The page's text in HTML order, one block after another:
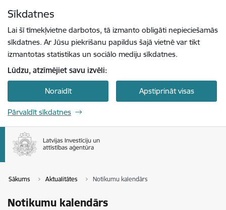
Sīkdatnes
Lai šī tīmekļvietne darbotos, tā izmanto obligāti nepieciešamās
sīkdatnes. Ar Jūsu piekrišanu papildus šajā vietnē var tikt
izmantotas statistikas un sociālo mediju sīkdatnes.
Lūdzu, atzīmējiet savu izvēli:
Noraidīt Apstiprināt visas
Pārvaldīt sīkdatnes
Sākums Aktualitātes Notikumu kalendārs
Notikumu kalendārs